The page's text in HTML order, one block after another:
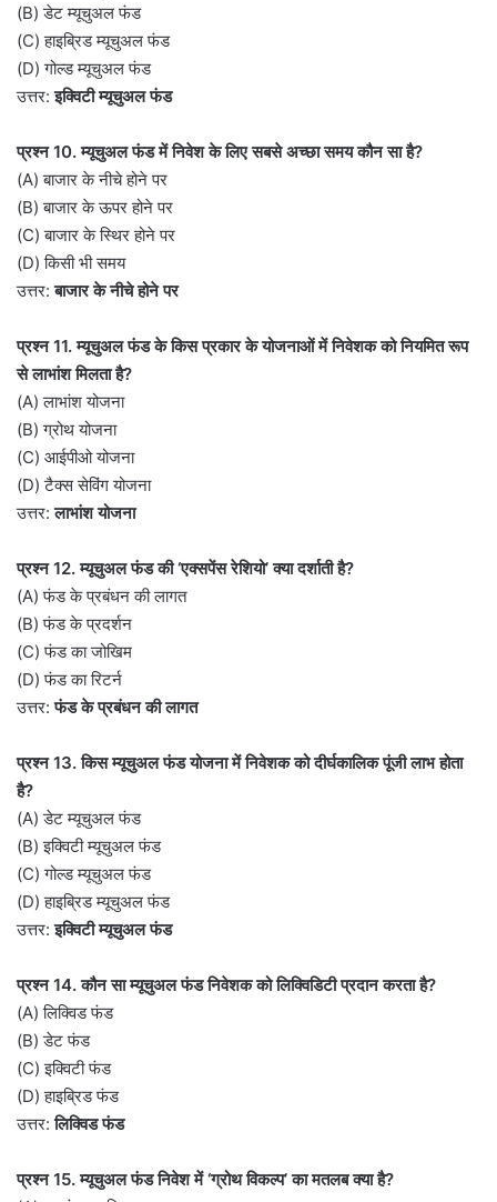
(B) डेट म्यूचुअल फंड
(C) हाइब्रिड म्यूचुअल फंड
(D) गोल्ड म्यूचुअल फंड
उत्तर:इक्विटी म्यूचुअल फंड
प्रश्न 10. म्यूचुअल फंड में निवेश के लिए सबसे अच्छा समय कौन सा है?
(A) बाजार के नीचे होने पर
(B) बाजार के ऊपर होने पर
(C) बाजार के स्थिर होने पर
(D) किसी भी समय
उत्तर:बाजार के नीचे होने पर
प्रश्न 11. म्यूचुअल फंड के किस प्रकार के योजनाओं में निवेशक को नियमित रूप
से लाभांश मिलता है?
(A) लाभांश योजना
(B) ग्रोथ योजना
(C) आईपीओ योजना
(D) टैक्स सेविंग योजना
उत्तर:लाभांश योजना
प्रश्न 12. म्यूचुअल फंड की ‘एक्सपेंस रेशियो’ क्या दर्शाती है?
(A) फंड के प्रबंधन की लागत
(B) फंड के प्रदर्शन
(C) फंड का जोखिम
(D) फंड का रिटर्न
उत्तर:फंड के प्रबंधन की लागत
प्रश्न 13. किस म्यूचुअल फंड योजना में निवेशक को दीर्घकालिक पूंजी लाभ होता
है?
(A) डेट म्यूचुअल फंड
(B) इक्विटी म्यूचुअल फंड
(C) गोल्ड म्यूचुअल फंड
(D) हाइब्रिड म्यूचुअल फंड
उत्तर:इक्विटी म्यूचुअल फंड
प्रश्न 14. कौन सा म्यूचुअल फंड निवेशक को लिक्विडिटी प्रदान करता है?
(A) लिक्विड फंड
(B) डेट फंड
(C) इक्विटी फंड
(D) हाइब्रिड फंड
उत्तर:लिक्विड फंड
प्रश्न 15. म्यूचुअल फंड निवेश में ‘ग्रोथ विकल्प’ का मतलब क्या है?